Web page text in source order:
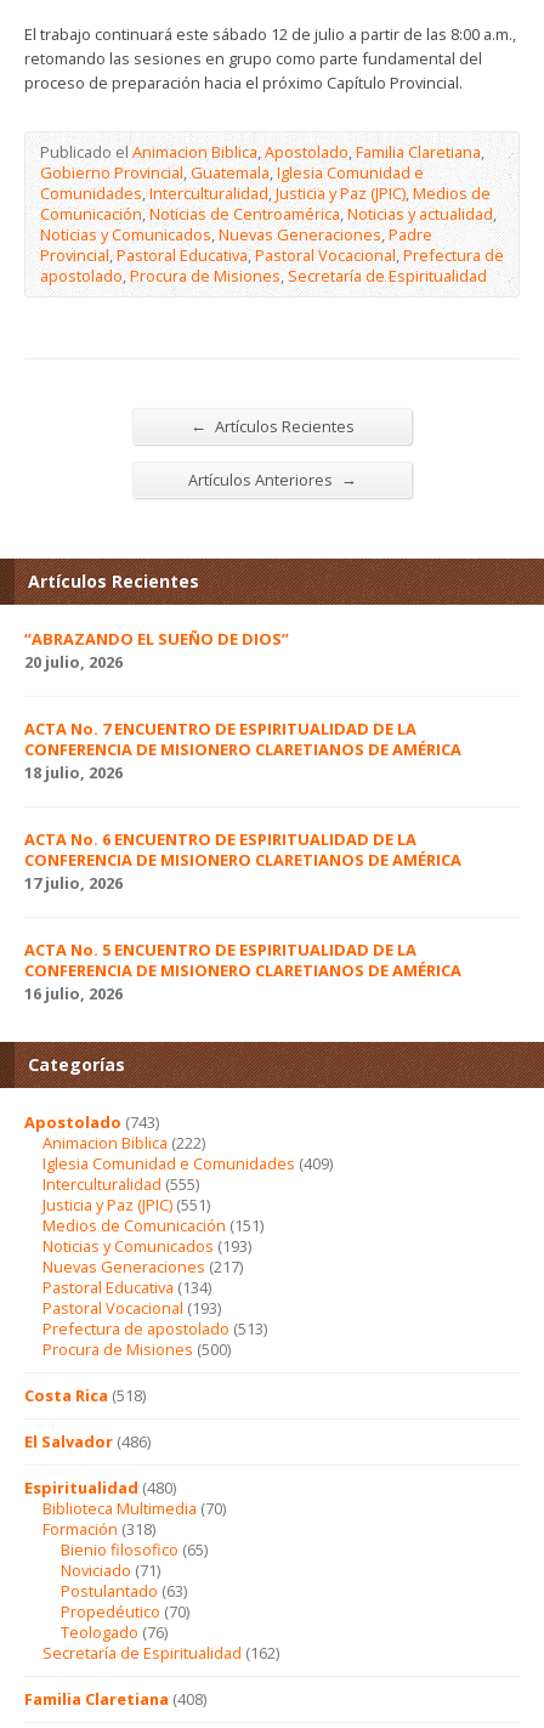
El trabajo continuará este sábado 12 de julio a partir de las 8:00 a.m.,
retomando las sesiones en grupo como parte fundamental del
proceso de preparación hacia el próximo Capítulo Provincial.
Publicado el Animacion Biblica,Apostolado,Familia Claretiana,
Gobierno Provincial,Guatemala,Iglesia Comunidad e
Comunidades,Interculturalidad,Justicia y Paz (JPIC),Medios de
Comunicación,Noticias de Centroamérica,Noticias y actualidad,
Noticias y Comunicados,Nuevas Generaciones,Padre
Provincial,Pastoral Educativa,Pastoral Vocacional,Prefectura de
apostolado,Procura de Misiones,Secretaría de Espiritualidad
← Artículos Recientes
Artículos Anteriores →
Artículos Recientes
“ABRAZANDO EL SUEÑO DE DIOS”
20 julio, 2026
ACTA No. 7 ENCUENTRO DE ESPIRITUALIDAD DE LA
CONFERENCIA DE MISIONERO CLARETIANOS DE AMÉRICA
18 julio, 2026
ACTA No. 6 ENCUENTRO DE ESPIRITUALIDAD DE LA
CONFERENCIA DE MISIONERO CLARETIANOS DE AMÉRICA
17 julio, 2026
ACTA No. 5 ENCUENTRO DE ESPIRITUALIDAD DE LA
CONFERENCIA DE MISIONERO CLARETIANOS DE AMÉRICA
16 julio, 2026
Categorías
Apostolado (743)
Animacion Biblica (222)
Iglesia Comunidad e Comunidades (409)
Interculturalidad (555)
Justicia y Paz (JPIC) (551)
Medios de Comunicación (151)
Noticias y Comunicados (193)
Nuevas Generaciones (217)
Pastoral Educativa (134)
Pastoral Vocacional (193)
Prefectura de apostolado (513)
Procura de Misiones (500)
Costa Rica (518)
El Salvador (486)
Espiritualidad (480)
Biblioteca Multimedia (70)
Formación (318)
Bienio filosofico (65)
Noviciado (71)
Postulantado (63)
Propedéutico (70)
Teologado (76)
Secretaría de Espiritualidad (162)
Familia Claretiana (408)